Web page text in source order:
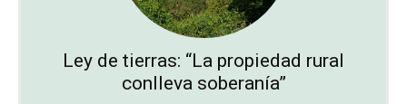
Ley de tierras: “La propiedad rural
conlleva soberanía”